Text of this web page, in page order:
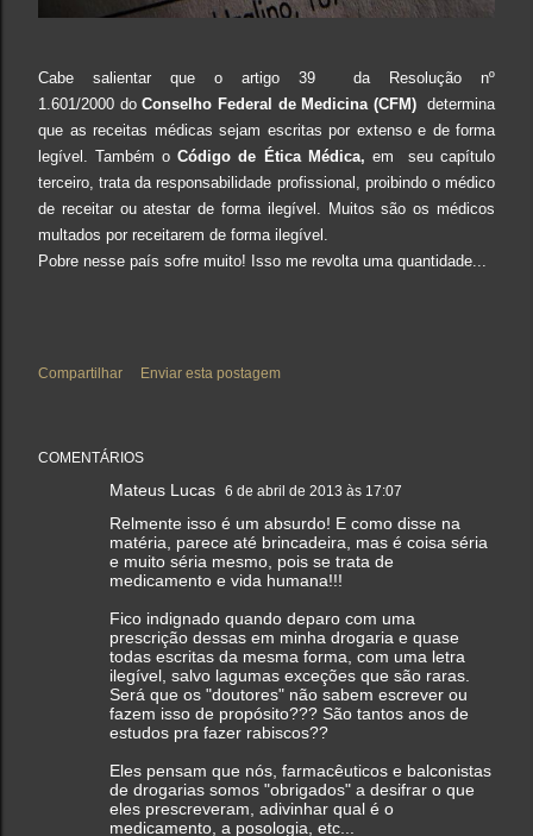
Cabe salientar que o artigo 39 da Resolução nº
1.601/2000 doConselho Federal de Medicina (CFM)determina
que as receitas médicas sejam escritas por extenso e de forma
legível. Também oCódigo de Ética Médica, em seu capítulo
terceiro, trata da responsabilidade profissional, proibindo o médico
de receitar ou atestar de forma ilegível. Muitos são os médicos
multados por receitarem de forma ilegível.
Pobre nesse país sofre muito! Isso me revolta uma quantidade...
Compartilhar Enviar esta postagem
COMENTÁRIOS
Mateus Lucas 6 de abril de 2013 às 17:07
Relmente isso é um absurdo! E como disse na
matéria, parece até brincadeira, mas é coisa séria
e muito séria mesmo, pois se trata de
medicamento e vida humana!!!
Fico indignado quando deparo com uma
prescrição dessas em minha drogaria e quase
todas escritas da mesma forma, com uma letra
ilegível, salvo lagumas exceções que são raras.
Será que os "doutores" não sabem escrever ou
fazem isso de propósito??? São tantos anos de
estudos pra fazer rabiscos??
Eles pensam que nós, farmacêuticos e balconistas
de drogarias somos "obrigados" a desifrar o que
eles prescreveram, adivinhar qual é o
medicamento, a posologia, etc...